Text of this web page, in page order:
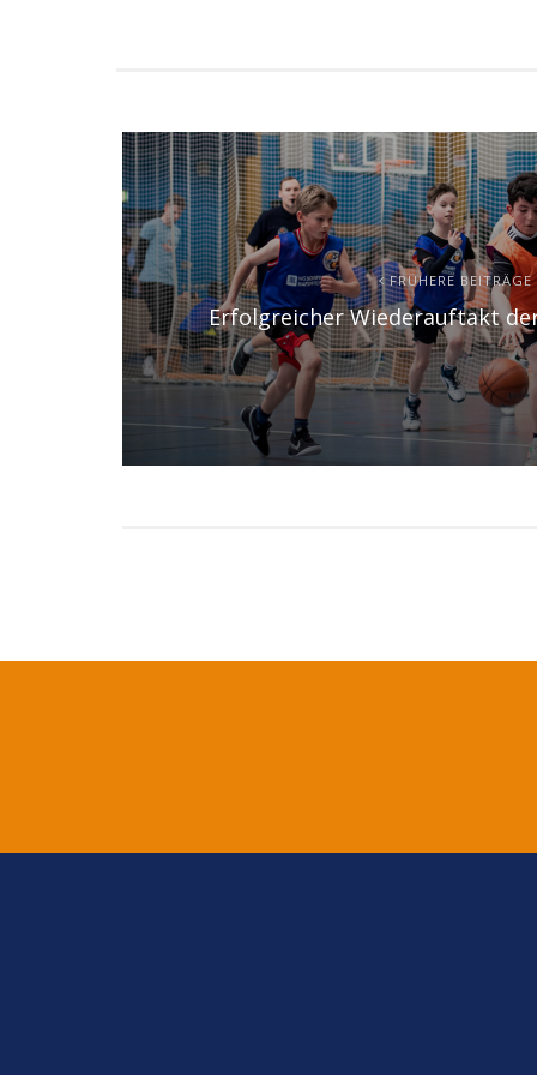
FRÜHERE BEITRÄGE
Erfolgreicher Wiederauftakt